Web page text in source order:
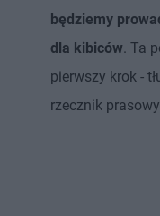
będziemy
dla kibiców. Ta
pierwszy krok -
rzecznik